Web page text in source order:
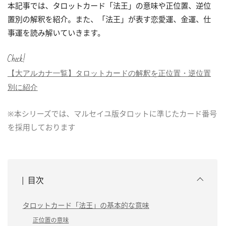
本記事では、タロットカード「法王」の意味や正位置、逆位
置別の解釈を紹介。また、「法王」が表す恋愛運、金運、仕
事運を読み解いていきます。
Check!
【大アルカナ一覧】タロットカードの解釈を正位置・逆位置
別に紹介
※本シリーズでは、マルセイユ版タロットに準じたカード番号
を採用しております
目次
タロットカード「法王」の基本的な意味
正位置の意味